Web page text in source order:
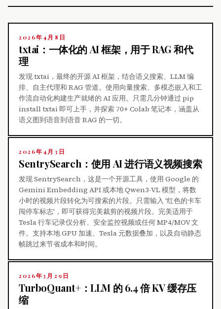
2026年4月8日
txtai：一体化的 AI 框架，用于 RAG 和代
理
发现 txtai，最终的开源 AI 框架，结合语义搜索、LLM 编
排、自主代理和 RAG 管道。使用向量搜索、多模态嵌入和工
作流自动化构建生产就绪的 AI 应用。只需几分钟通过 pip
install txtai 即可上手，并探索 70+ Colab 笔记本，涵盖从
语义图到语音到语音 RAG 的一切。
2026年4月3日
SentrySearch：使用 AI 进行语义视频搜索
发现 SentrySearch，这是一个开源工具，使用 Google 的
Gemini Embedding API 或本地 Qwen3-VL 模型，将数
小时的视频片段转化为可搜索的片段。只需输入 '红色的卡车
闯停车标志'，即可获得完美裁剪的视频片段。完美适用于
Tesla 行车记录仪分析、安全监控视频或任何 MP4/MOV 文
件。支持本地 GPU 加速、Tesla 元数据叠加，以及自动静态
帧跳过来节省成本和时间。
2026年3月29日
TurboQuant+：LLM 的 6.4 倍 KV 缓存压
缩